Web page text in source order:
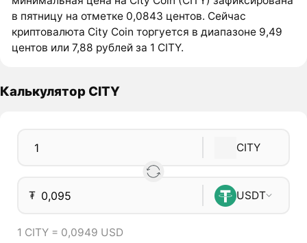
в пятницу на отметке 0,0843 центов. Сейчас
криптовалюта City Coin торгуется в диапазоне 9,49
центов или 7,88 рублей за 1 CITY.
Калькулятор CITY
CITY
₮ USDT
1 CITY = 0,0949 USD